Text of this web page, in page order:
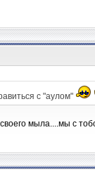
с "аулом"
мыла....мы с